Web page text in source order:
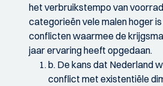
het verbruikstempo van
categorieën vele malen hoger
conflicten waarmee de
jaar ervaring heeft opgedaan.
b. De kans dat Nederland
conflict met existentiële